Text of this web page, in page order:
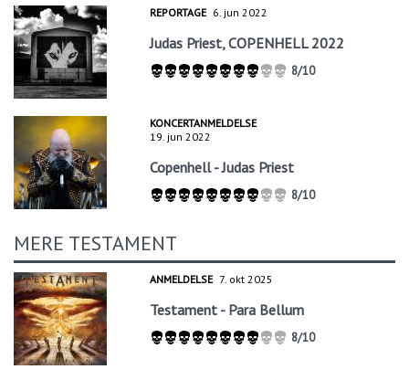
REPORTAGE 6. jun 2022
Judas Priest, COPENHELL 2022
8/10
KONCERTANMELDELSE
19. jun 2022
Copenhell - Judas Priest
8/10
MERE TESTAMENT
ANMELDELSE 7. okt 2025
Testament - Para Bellum
8/10